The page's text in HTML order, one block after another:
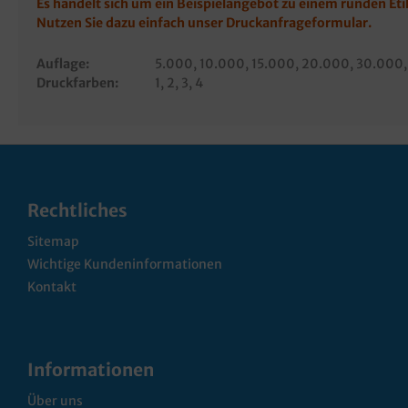
Nutzen Sie dazu einfach unser Druckanfrageformular.
Auflage: 5.000 , 10.000 , 15.000 , 20.000 , 30.000
Druckfarben:
1 , 2 , 3 , 4
Rechtliches
Sitemap
Wichtige Kundeninformationen
Kontakt
Informationen
Über uns